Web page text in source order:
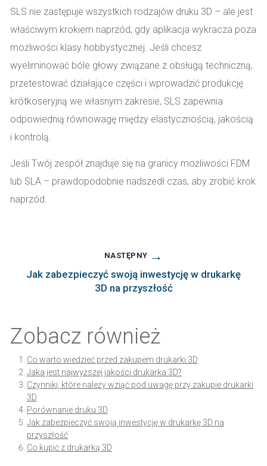
SLS nie zastępuje wszystkich rodzajów druku 3D – ale jest
właściwym krokiem naprzód, gdy aplikacja wykracza poza
możliwości klasy hobbystycznej. Jeśli chcesz
wyeliminować bóle głowy związane z obsługą techniczną,
przetestować działające części i wprowadzić produkcję
krótkoseryjną we własnym zakresie, SLS zapewnia
odpowiednią równowagę między elastycznością, jakością
i kontrolą.
Jeśli Twój zespół znajduje się na granicy możliwości FDM
lub SLA – prawdopodobnie nadszedł czas, aby zrobić krok
naprzód.
NASTĘPNY →
Jak zabezpieczyć swoją inwestycję w drukarkę
3D na przyszłość
Zobacz również
Co warto wiedzieć przed zakupem drukarki 3D
Jaka jest najwyższej jakości drukarka 3D?
Czynniki, które należy wziąć pod uwagę przy zakupie drukarki
3D
Porównanie druku 3D
Jak zabezpieczyć swoją inwestycję w drukarkę 3D na
przyszłość
Co kupić z drukarką 3D